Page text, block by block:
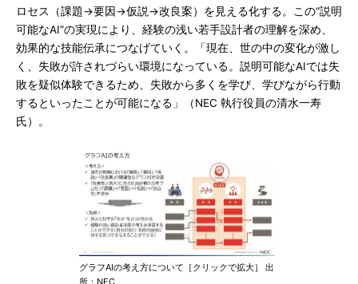
ロセス（課題→要因→仮説→改良案）を見える化する。この“説明
可能なAI”の実現により、経験の浅い若手設計者の理解を深め、
効果的な技能伝承につなげていく。「現在、世の中の変化が激し
く、失敗が許されづらい環境になっている。説明可能なAIでは失
敗を疑似体験できるため、失敗から多くを学び、学びながら行動
するといったことが可能になる」（NEC 執行役員の清水一寿
氏）。
グラフAIの考え方について［クリックで拡大］ 出
所：NEC